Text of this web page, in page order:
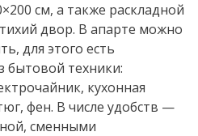
см, а также раскладной
двор. В апарте можно
для этого есть
бытовой техники:
кухонная
фен. В числе удобств —
сменными